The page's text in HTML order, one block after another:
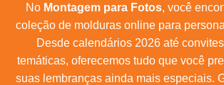
No Montagem para Fotos, você
coleção de molduras online para
Desde calendários 2026 até
temáticas, oferecemos tudo que você
suas lembranças ainda mais especiais.